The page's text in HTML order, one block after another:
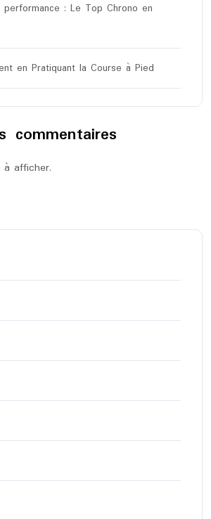
: Le Top Chrono en
en Pratiquant la Course à Pied
commentaires
afficher.